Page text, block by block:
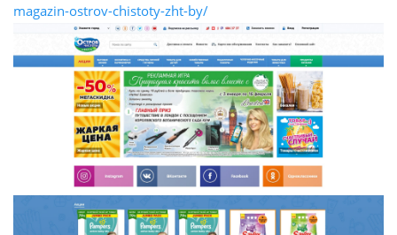
magazin-ostrov-chistoty-zht-by/